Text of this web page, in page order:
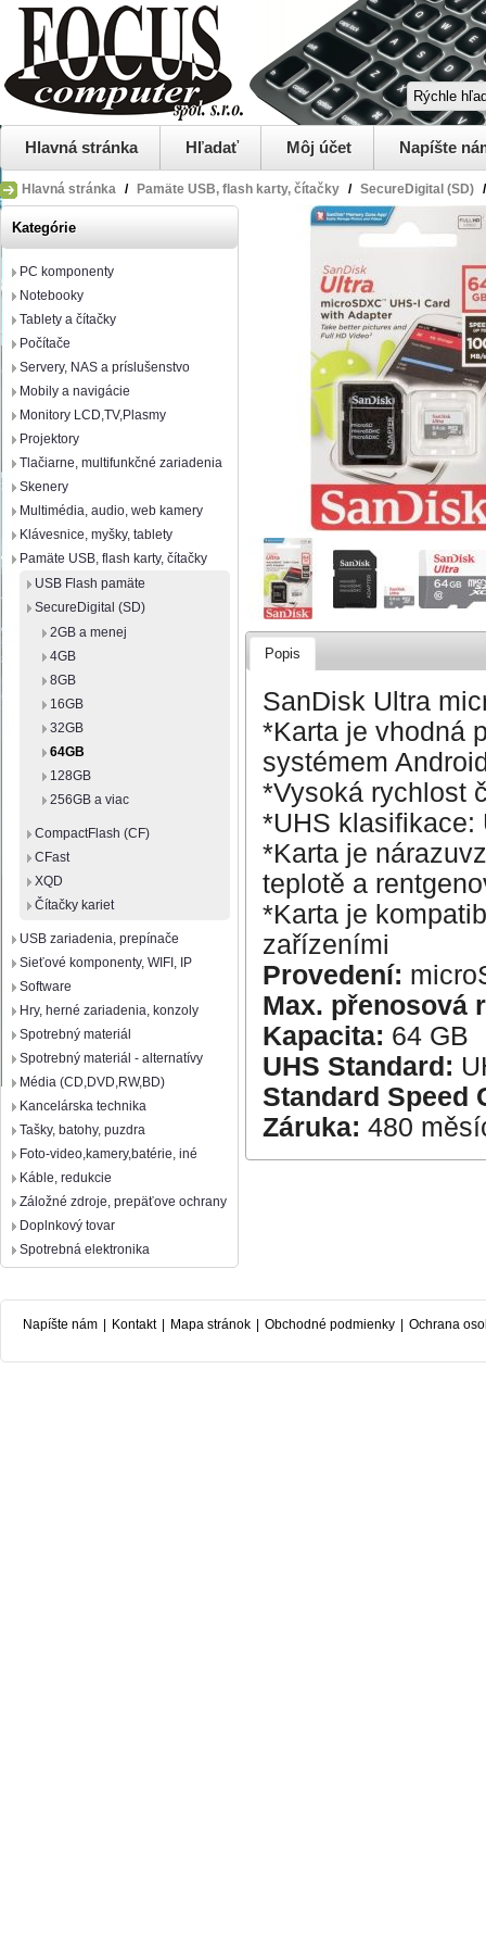
Hlavná stránka Hľadať Môj účet Napíšte
Hlavná stránka / Pamäte USB, flash karty, čítačky / SecureDigital (SD) /
Kategórie
PC komponenty
Notebooky
Tablety a čítačky
Počítače
Servery, NAS a príslušenstvo
Mobily a navigácie
Monitory LCD,TV,Plasmy
Projektory
Tlačiarne, multifunkčné zariadenia
Skenery
Multimédia, audio, web kamery
Klávesnice, myšky, tablety
Pamäte USB, flash karty, čítačky
USB Flash pamäte
SecureDigital (SD)
2GB a menej
4GB
8GB
16GB
32GB
64GB
128GB
256GB a viac
CompactFlash (CF)
CFast
XQD
Čítačky kariet
USB zariadenia, prepínače
Sieťové komponenty, WIFI, IP
Software
Hry, herné zariadenia, konzoly
Spotrebný materiál
Spotrebný materiál - alternatívy
Média (CD,DVD,RW,BD)
Kancelárska technika
Tašky, batohy, puzdra
Foto-video,kamery,batérie, iné
Káble, redukcie
Záložné zdroje, prepäťove ochrany
Doplnkový tovar
Spotrebná elektronika
Popis
SanDisk Ultra
*Karta je vhodná
systémem
*Vysoká rychlost
*UHS klasifikace:
*Karta je
teplotě a
*Karta je
zařízeními
Provedení:
Max. přenosová
Kapacita: 64 GB
UHS Standard:
Standard Speed
Záruka: 480
Napíšte nám Kontakt Mapa stránok Obchodné podmienky Ochrana